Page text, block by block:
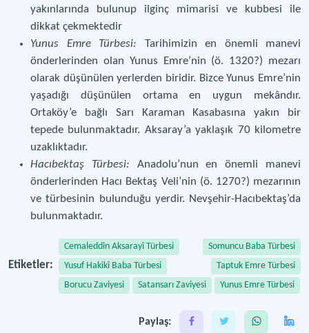
yakınlarında bulunup ilginç mimarisi ve kubbesi ile
dikkat çekmektedir
Yunus Emre Türbesi: Tarihimizin en önemli manevi
önderlerinden olan Yunus Emre’nin (ö. 1320?) mezarı
olarak düşünülen yerlerden biridir. Bizce Yunus Emre’nin
yaşadığı düşünülen ortama en uygun mekândır.
Ortaköy’e bağlı Sarı Karaman Kasabasına yakın bir
tepede bulunmaktadır. Aksaray’a yaklaşık 70 kilometre
uzaklıktadır.
Hacıbektaş Türbesi: Anadolu’nun en önemli manevi
önderlerinden Hacı Bektaş Veli’nin (ö. 1270?) mezarının
ve türbesinin bulunduğu yerdir. Nevşehir-Hacıbektaş’da
bulunmaktadır.
Etiketler:
Cemaleddin Aksarayî Türbesi
Somuncu Baba Türbesi
Yusuf Hakikî Baba Türbesi
Taptuk Emre Türbesi
Borucu Zaviyesi
Satansarı Zaviyesi Yunus Emre Türbesi
Paylaş: